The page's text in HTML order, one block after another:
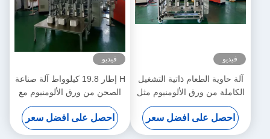
فيديو
آلة حاوية الطعام ذاتية التشغيل
الكاملة من ورق الألومنيوم مثل
T80 4 تجاويف
احصل على افضل سعر
فيديو
H إطار 19.8 كيلوواط آلة صناعة
الصحن من ورق الألومنيوم مع
جسم أبيض وبرتقالي
احصل على افضل سعر